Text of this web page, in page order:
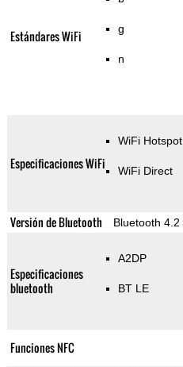
Estándares WiFi g
n
Especificaciones WiFi
WiFi Hotspot
WiFi Direct
Versión de Bluetooth Bluetooth 4.2
Especificaciones
bluetooth
A2DP
BT LE
Funciones NFC